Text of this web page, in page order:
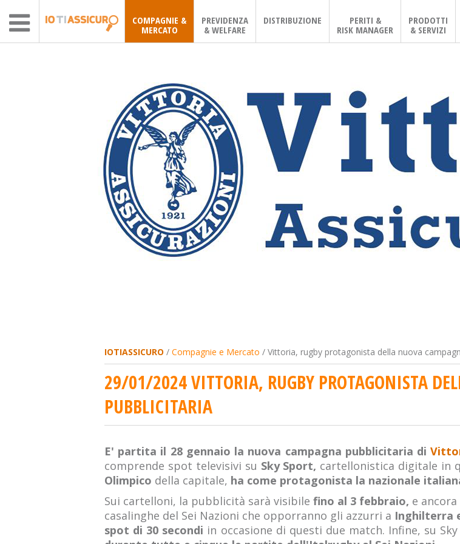
COMPAGNIE &
MERCATO
PREVIDENZA
& WELFARE
DISTRIBUZIONE
PERITI &
RISK MANAGER
PRODOTTI
& SERVIZI
IOTIASSICURO / Compagnie e Mercato / Vittoria, rugby protagonista della nuova
29/01/2024 VITTORIA, RUGBY PROTAGONISTA
PUBBLICITARIA
E' partita il 28 gennaio la nuova campagna pubblicitaria di
comprende spot televisivi su Sky Sport, cartellonistica digitale in
Olimpico della capitale, ha come protagonista la nazionale
Sui cartelloni, la pubblicità sarà visibile fino al 3 febbraio, e ancora
casalinghe del Sei Nazioni che opporranno gli azzurri a Inghilterra
spot di 30 secondi in occasione di questi due match. Infine, su